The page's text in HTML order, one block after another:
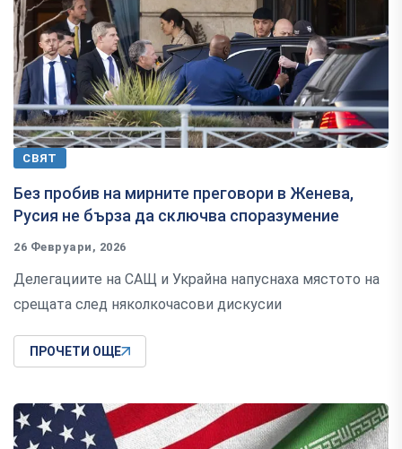
СВЯТ
Без пробив на мирните преговори в Женева,
Русия не бърза да сключва споразумение
26 Февруари, 2026
Делегациите на САЩ и Украйна напуснаха мястото на
срещата след няколкочасови дискусии
ПРОЧЕТИ ОЩЕ